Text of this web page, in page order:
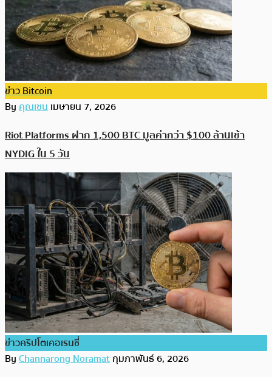
ข่าว Bitcoin
Byคุณเชนเมษายน 7, 2026
Riot Platforms ฝาก 1,500 BTC มูลค่ากว่า $100 ล้านเข้า
NYDIG ใน 5 วัน
ข่าวคริปโตเคอเรนซี่
ByChannarong Noramatกุมภาพันธ์ 6, 2026